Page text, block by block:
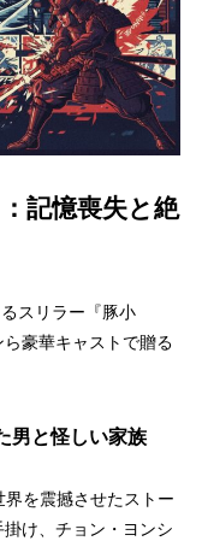
記憶喪失と絶
スリラー『豚小
豪華キャストで贈る
男と怪しい家族
界を震撼させたストー
け、チョン・ヨンシ